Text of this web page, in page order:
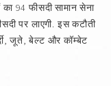
94 फीसदी सामान सेना
पर लाएगी. इस कटौती
जूते, बेल्ट और कॉम्बेट